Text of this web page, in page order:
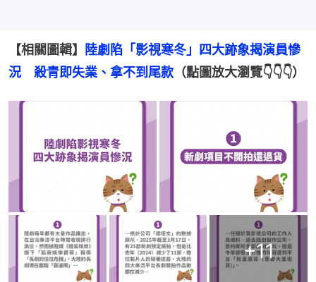
【相關圖輯】
陸劇陷「影視寒冬」四大跡象揭演員慘
況　殺青即失業、拿不到尾款 （點圖放大瀏覽👇👇👇）
+11